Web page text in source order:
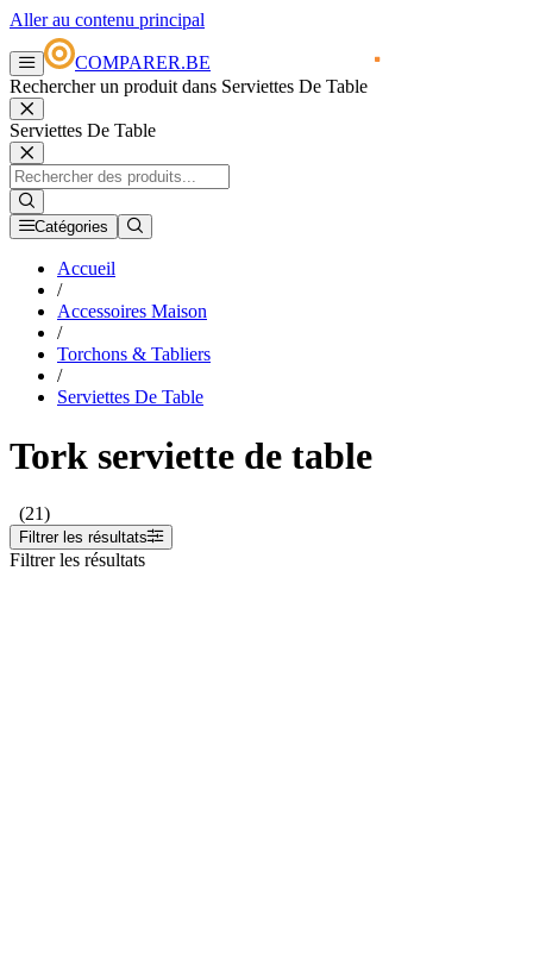
Aller au contenu principal
COMPARER.BE
Rechercher un produit dans Serviettes De Table
Serviettes De Table
Catégories
Accueil
/
Accessoires Maison
/
Torchons & Tabliers
/
Serviettes De Table
Tork serviette de table
(21)
Filtrer les résultats
Filtrer les résultats